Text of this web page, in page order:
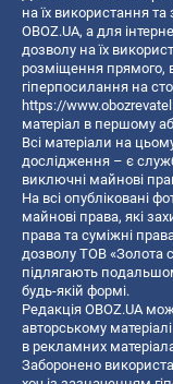
на їх використання
OBOZ.UA, а для
дозволу на їх
розміщення прямого,
гіперпосилання на
https://
матеріал в першому
Всі матеріали на
дослідження – є
виключні майнові
На всі опубліковані
майнові права, які
права та суміжні
дозволу ТОВ «Золота
підлягають
будь-якій формі.
Редакція OBOZ.UA
авторському
в рекламних
Заборонено